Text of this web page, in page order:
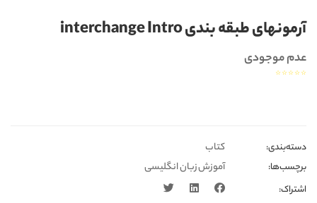
آرمونهای طبقه بندی interchange Intro
عدم موجودی
☆ ☆ ☆ ☆ ☆
دسته‌بندی‎‌‌: کتاب
برچسب‌ها: آموزش زبان انگلیسی
اشتراک: